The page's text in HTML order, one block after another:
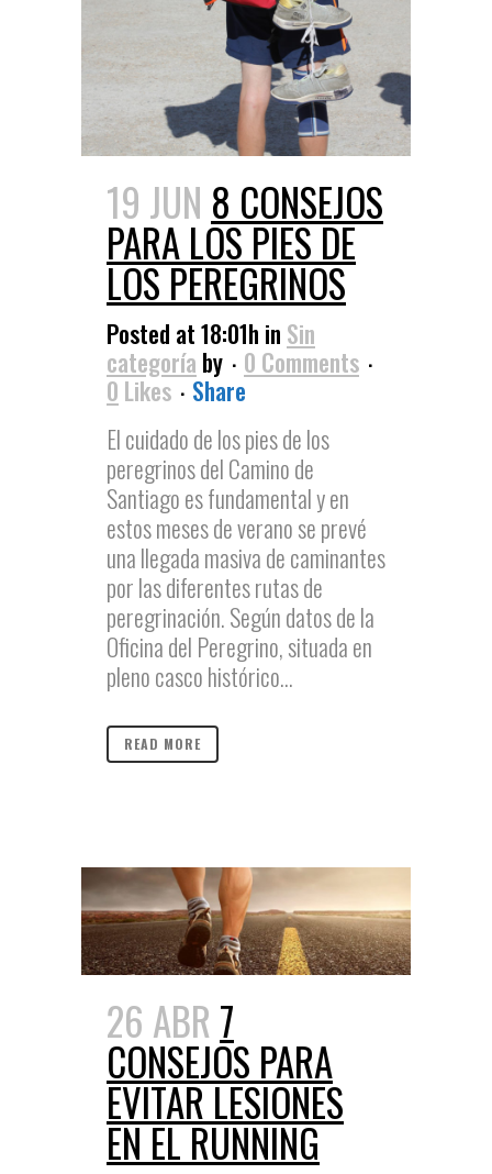
19 JUN 8 CONSEJOS
PARA LOS PIES DE
LOS PEREGRINOS
Posted at 18:01h in Sin
categoría by
0 Comments
0 Likes
Share
El cuidado de los pies de los
peregrinos del Camino de
Santiago es fundamental y en
estos meses de verano se prevé
una llegada masiva de caminantes
por las diferentes rutas de
peregrinación. Según datos de la
Oficina del Peregrino, situada en
pleno casco histórico...
READ MORE
26 ABR 7
CONSEJOS PARA
EVITAR LESIONES
EN EL RUNNING